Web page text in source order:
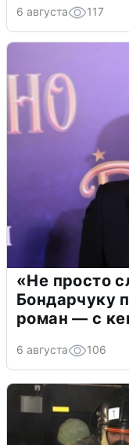
6 августа 117
«Не просто
Бондарчуку
роман — с
6 августа 106